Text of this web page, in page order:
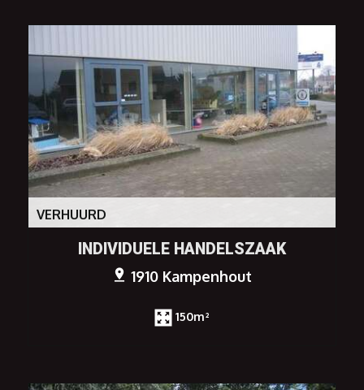
VERHUURD
INDIVIDUELE HANDELSZAAK
1910 Kampenhout
150m²